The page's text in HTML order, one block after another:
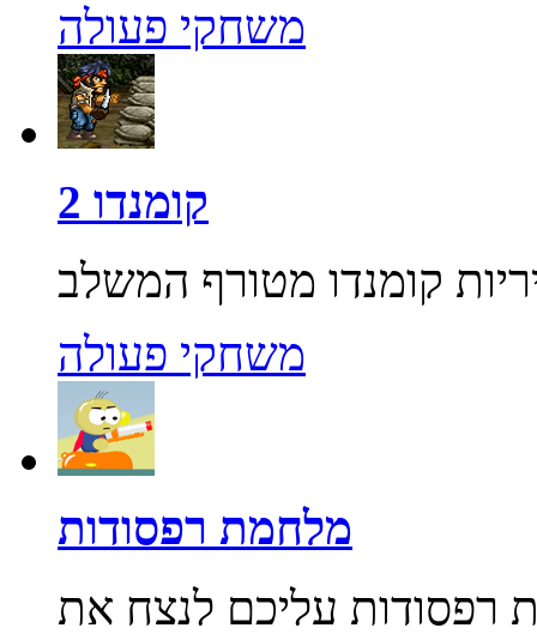
משחקי פעולה
קומנדו 2
משחקי פעולה
מלחמת רפסודות